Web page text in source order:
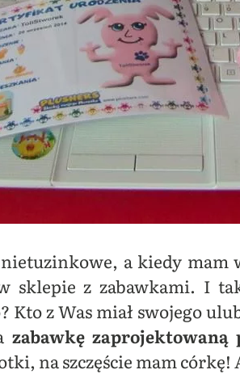
a kiedy mam
sklepie z zabawkami. I
Kto z Was miał swojego
zabawkę zaprojektowaną
na szczęście mam córkę!